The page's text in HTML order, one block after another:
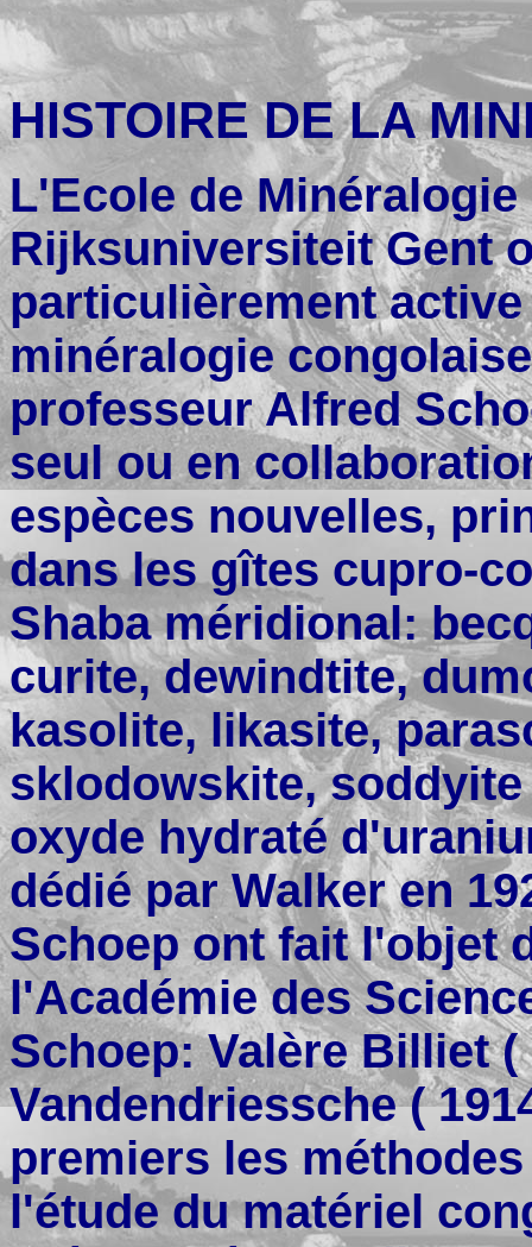
HISTOIRE DE LA
L'Ecole de
Rijksuniversiteit Gent
particulièrement
minéralogie
professeur Alfred
seul ou en
espèces nouvelles,
dans les gîtes cupro-
Shaba méridional:
curite, dewindtite,
kasolite, likasite,
sklodowskite,
oxyde hydraté
dédié par Walker en
Schoep ont fait l'objet
l'Académie des
Schoep: Valère Billiet (
Vandendriessche (
premiers les
l'étude du matériel